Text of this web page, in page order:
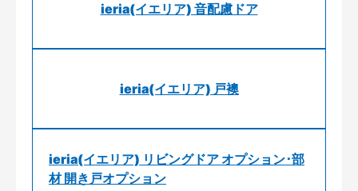
ieria(イエリア) 音配慮ドア
ieria(イエリア) 戸襖
ieria(イエリア) リビングドア オプション･部
材 開き戸オプション